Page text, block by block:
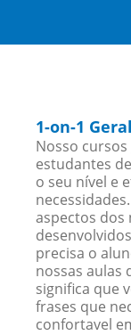
1-on-1
Nosso
estudantes
o seu nível e
aspectos dos
precisa o
nossas aulas
significa que
frases que
confortavel